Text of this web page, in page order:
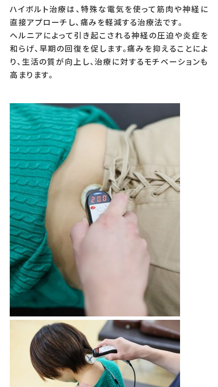
ハイボルト治療は、特殊な電気を使って筋肉や神経に
直接アプローチし、痛みを軽減する治療法です。
ヘルニアによって引き起こされる神経の圧迫や炎症を
和らげ、早期の回復を促します。痛みを抑えることによ
り、生活の質が向上し、治療に対するモチベーションも
高まります。